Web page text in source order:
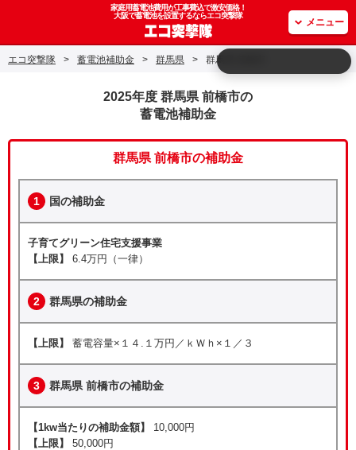
家庭用蓄電池費用が工事費込で激安価格！
大阪で蓄電池を設置するならエコ突撃隊
メニュー
エコ突撃隊 > 蓄電池補助金 > 群馬県 > 群馬県 前橋市
2025年度 群馬県 前橋市の
蓄電池補助金
群馬県 前橋市の補助金
1 国の補助金
子育てグリーン住宅支援事業
【上限】
6.4万円（一律）
2 群馬県の補助金
【上限】 蓄電容量×１４.１万円／ｋＷｈ×１／３
3 群馬県 前橋市の補助金
【1kw当たりの補助金額】
10,000円
【上限】
50,000円